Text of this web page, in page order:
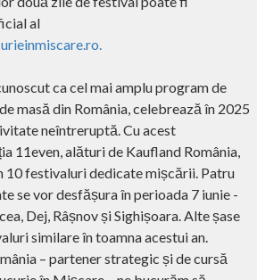
al
ca cel mai amplu program de
masă din România, celebrează în 2025
neîntreruptă. Cu acest
11even, alături de Kaufland România,
10 festivaluri dedicate mișcării. Patru
se vor desfășura în perioada 7 iunie -
Dej, Râșnov și Sighișoara. Alte șase
similare în toamna acestui an.
– partener strategic și de cursă